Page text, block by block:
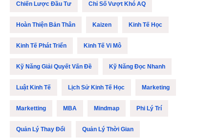
Chiến Lược Đầu Tư Chỉ Số Vượt Khó AQ
Hoàn Thiện Bản Thân Kaizen Kinh Tế Học
Kinh Tế Phát Triển Kinh Tế Vi Mô
Kỹ Năng Giải Quyết Vấn Đề Kỹ Năng Đọc Nhanh
Luật Kinh Tế Lịch Sử Kinh Tế Học Marketing
Marketting MBA Mindmap Phi Lý Trí
Quản Lý Thay Đổi Quản Lý Thời Gian